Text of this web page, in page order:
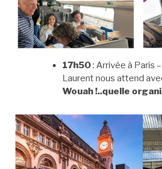
17h50: Arrivée à Paris
Laurent nous attend
Wouah !..quelle